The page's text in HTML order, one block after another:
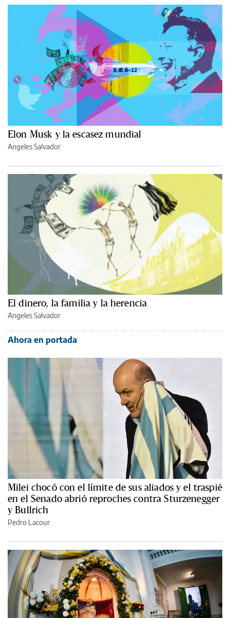
Elon Musk y la escasez mundial
Angeles Salvador
El dinero, la familia y la herencia
Angeles Salvador
Ahora en portada
Milei chocó con el límite de sus aliados y el traspié
en el Senado abrió reproches contra Sturzenegger
y Bullrich
Pedro Lacour